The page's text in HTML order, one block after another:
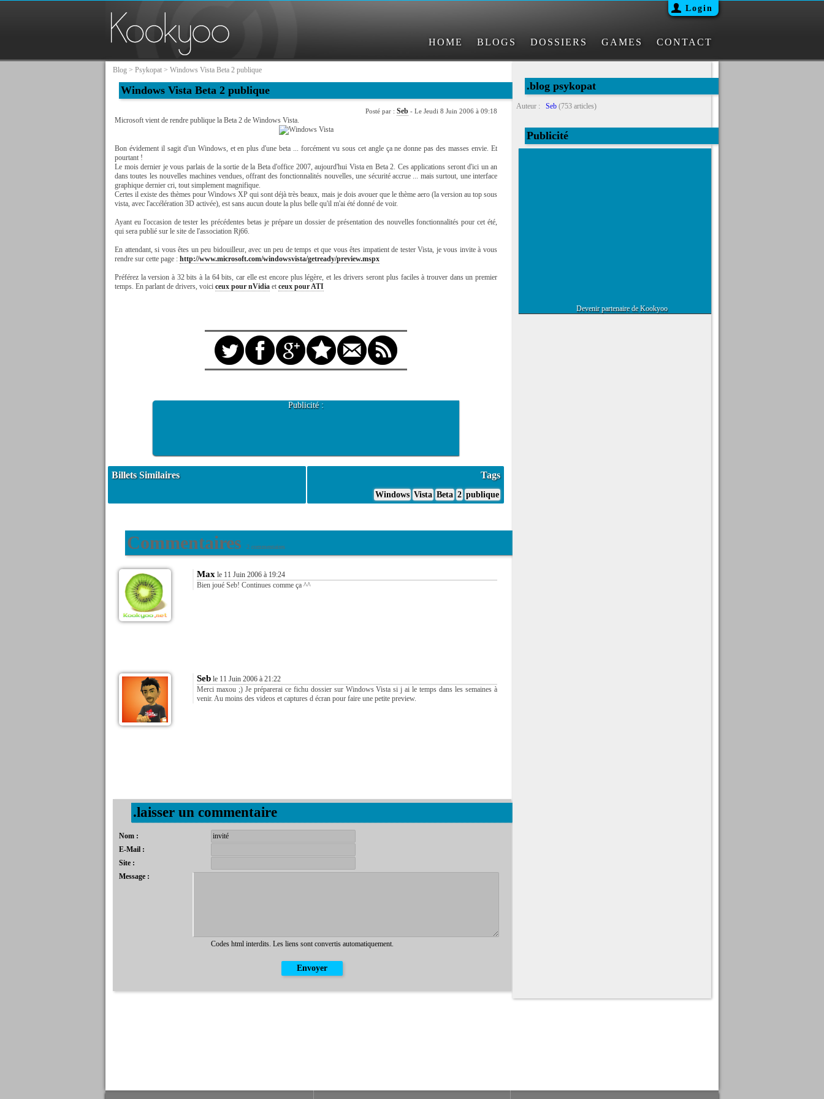
Login
HOME BLOGS DOSSIERS GAMES CONTACT
Blog > Psykopat > Windows Vista Beta 2 publique
Windows Vista Beta 2 publique
Posté par : Seb - Le Jeudi 8 Juin 2006 à 09:18
Microsoft vient de rendre publique la Beta 2 de Windows Vista.
Bon évidement il sagit d'un Windows, et en plus d'une beta ... forcément vu sous cet angle ça ne donne pas des masses envie. Et
pourtant !
Le mois dernier je vous parlais de la sortie de la Beta d'office 2007, aujourd'hui Vista en Beta 2. Ces applications seront d'ici un an
dans toutes les nouvelles machines vendues, offrant des fonctionnalités nouvelles, une sécurité accrue ... mais surtout, une interface
graphique dernier cri, tout simplement magnifique.
Certes il existe des thèmes pour Windows XP qui sont déjà très beaux, mais je dois avouer que le thème aero (la version au top sous
vista, avec l'accélération 3D activée), est sans aucun doute la plus belle qu'il m'ai été donné de voir.
Ayant eu l'occasion de tester les précédentes betas je prépare un dossier de présentation des nouvelles fonctionnalités pour cet été,
qui sera publié sur le site de l'association Rj66.
En attendant, si vous êtes un peu bidouilleur, avec un peu de temps et que vous êtes impatient de tester Vista, je vous invite à vous
rendre sur cette page : http://www.microsoft.com/windowsvista/getready/preview.mspx
Préférez la version à 32 bits à la 64 bits, car elle est encore plus légère, et les drivers seront plus faciles à trouver dans un premier
temps. En parlant de drivers, voici ceux pour nVidia et ceux pour ATI
Publicité :
Billets Similaires Tags
Windows Vista Beta 2 publique
Commentaires 2 commentaires
Max le 11 Juin 2006 à 19:24
Bien joué Seb! Continues comme ça ^^
Seb le 11 Juin 2006 à 21:22
Merci maxou ;) Je préparerai ce fichu dossier sur Windows Vista si j ai le temps dans les semaines à
venir. Au moins des videos et captures d écran pour faire une petite preview.
.laisser un commentaire
Nom :
E-Mail :
Site :
Message :
Codes html interdits. Les liens sont convertis automatiquement.
.blog psykopat
Auteur : Seb (753 articles)
Publicité
Devenir partenaire de Kookyoo